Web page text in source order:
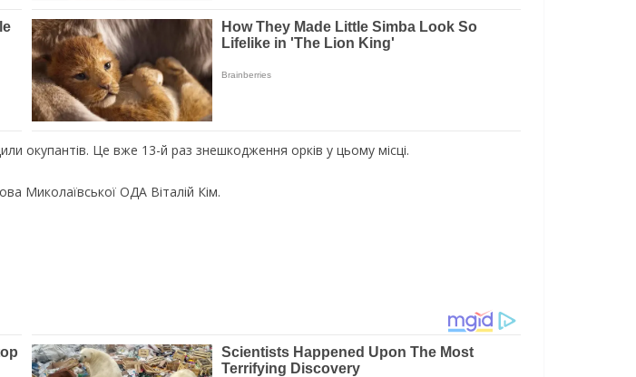
окупантів. Це вже 13-й раз знешкодження орків у цьому місці.
Миколаївської ОДА Віталій Кім.